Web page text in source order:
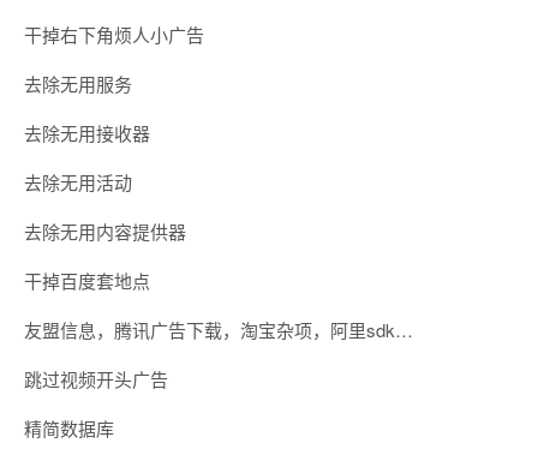
干掉右下角烦人小广告
去除无用服务
去除无用接收器
去除无用活动
去除无用内容提供器
干掉百度套地点
友盟信息，腾讯广告下载，淘宝杂项，阿里sdk…
跳过视频开头广告
精简数据库